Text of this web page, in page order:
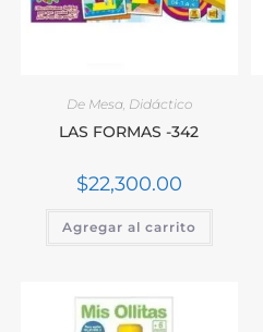
De Mesa, Didáctico
LAS FORMAS -342
$22,300.00
Agregar al carrito